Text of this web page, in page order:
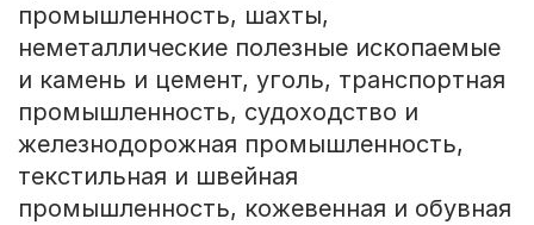
промышленность, шахты,
неметаллические полезные ископаемые
и камень и цемент, уголь, транспортная
промышленность, судоходство и
железнодорожная промышленность,
текстильная и швейная
промышленность, кожевенная и обувная